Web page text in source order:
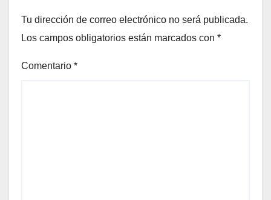
Tu dirección de correo electrónico no será publicada.
Los campos obligatorios están marcados con *
Comentario *